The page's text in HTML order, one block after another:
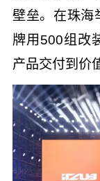
壁垒。在珠海
牌用500组改
产品交付到价